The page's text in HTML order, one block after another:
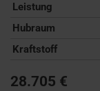
Leistung
Hubraum
Kraftstoff
28.705 €